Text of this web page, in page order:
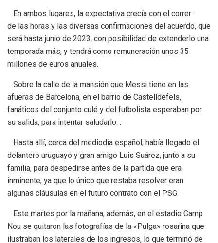
En ambos lugares, la expectativa crecía con el correr
de las horas y las diversas confirmaciones del acuerdo, que
será hasta junio de 2023, con posibilidad de extenderlo una
temporada más, y tendrá como remuneración unos 35
millones de euros anuales.
Sobre la calle de la mansión que Messi tiene en las
afueras de Barcelona, en el barrio de Castelldefels,
fanáticos del conjunto culé y del futbolista esperaban por
su salida, para intentar saludarlo. .
Hasta allí, cerca del mediodía español, había llegado el
delantero uruguayo y gran amigo Luis Suárez, junto a su
familia, para despedirse antes de la partida que era
inminente, ya que lo único que restaba resolver eran
algunas cláusulas en el futuro contrato con el PSG.
Este martes por la mañana, además, en el estadio Camp
Nou se quitaron las fotografías de la «Pulga» rosarina que
ilustraban los laterales de los ingresos, lo que terminó de